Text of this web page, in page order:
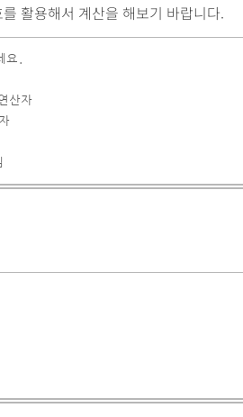
활용해서 계산을 해보기 바랍니다.
요.
산자